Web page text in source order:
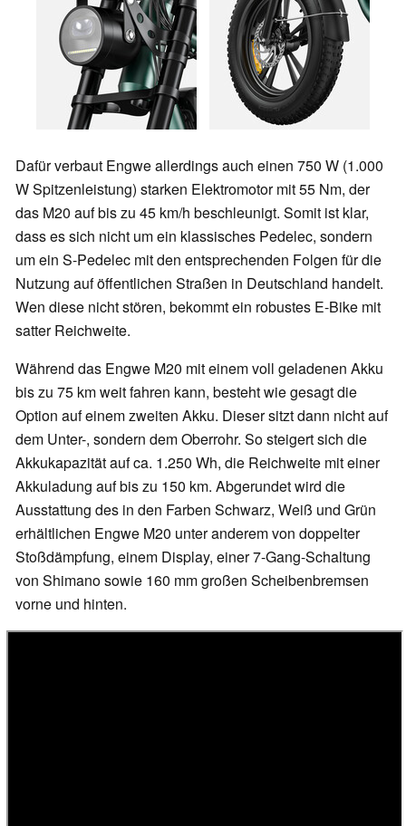
Dafür verbaut Engwe allerdings auch einen 750 W (1.000
W Spitzenleistung) starken Elektromotor mit 55 Nm, der
das M20 auf bis zu 45 km/h beschleunigt. Somit ist klar,
dass es sich nicht um ein klassisches Pedelec, sondern
um ein S-Pedelec mit den entsprechenden Folgen für die
Nutzung auf öffentlichen Straßen in Deutschland handelt.
Wen diese nicht stören, bekommt ein robustes E-Bike mit
satter Reichweite.
Während das Engwe M20 mit einem voll geladenen Akku
bis zu 75 km weit fahren kann, besteht wie gesagt die
Option auf einem zweiten Akku. Dieser sitzt dann nicht auf
dem Unter-, sondern dem Oberrohr. So steigert sich die
Akkukapazität auf ca. 1.250 Wh, die Reichweite mit einer
Akkuladung auf bis zu 150 km. Abgerundet wird die
Ausstattung des in den Farben Schwarz, Weiß und Grün
erhältlichen Engwe M20 unter anderem von doppelter
Stoßdämpfung, einem Display, einer 7-Gang-Schaltung
von Shimano sowie 160 mm großen Scheibenbremsen
vorne und hinten.